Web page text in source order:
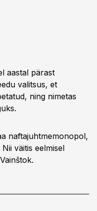
aastal pärast
valitsus, et
ning nimetas
naftajuhtmemonopol,
väitis eelmisel